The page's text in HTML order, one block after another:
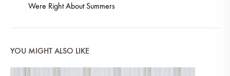
navigation
Were Right About Summers
YOU MIGHT ALSO LIKE